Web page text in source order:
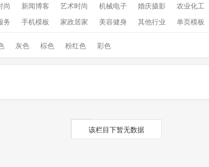
尚 新闻博客 艺术时尚 机械电子 婚庆摄影 农业化工
务 手机模板 家政居家 美容健身 其他行业 单页模板
灰色 棕色 粉红色 彩色
该栏目下暂无数据